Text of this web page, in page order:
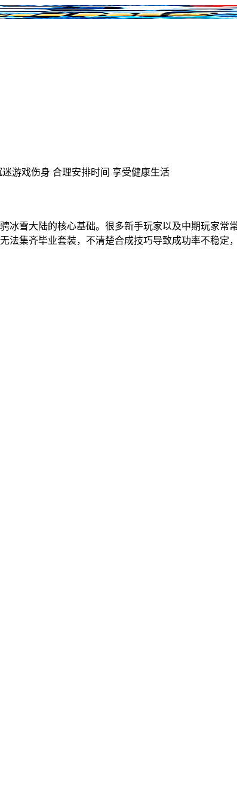
迷游戏伤身 合理安排时间 享受健康生活
冰雪大陆的核心基础。很多新手玩家以及中期玩家常
法集齐毕业套装，不清楚合成技巧导致成功率不稳定